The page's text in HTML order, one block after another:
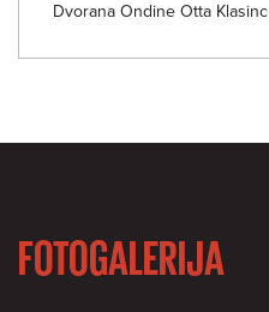
Dvorana Ondine Otta Klasinc
FOTOGALERIJA